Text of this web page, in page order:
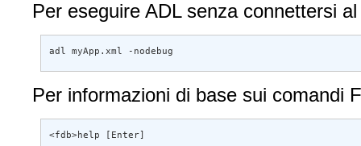
Per eseguire ADL senza connettersi
adl myApp.xml -nodebug
Per informazioni di base sui comandi
<fdb>help [Enter]